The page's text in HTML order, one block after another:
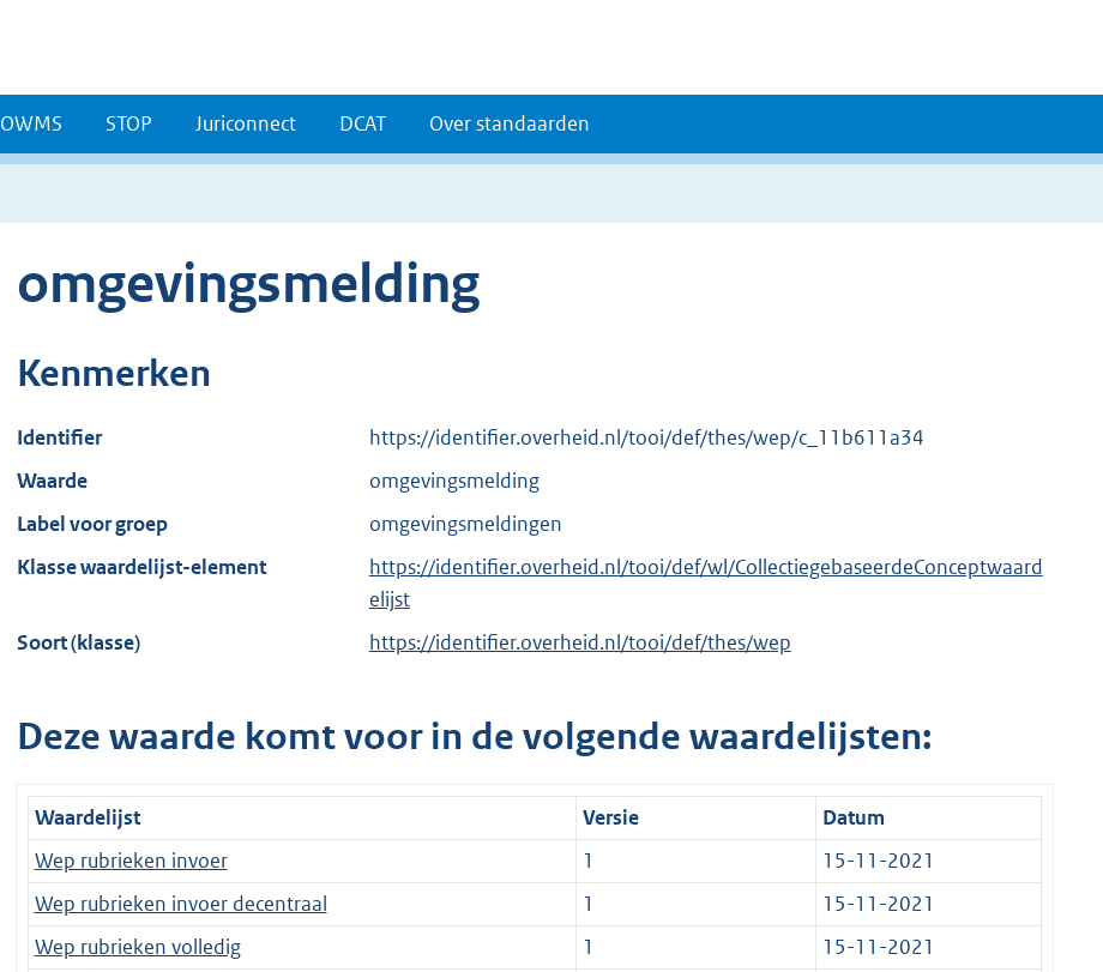
OWMS STOP Juriconnect DCAT Over standaarden
omgevingsmelding
Kenmerken
Identifier
https://identifier.overheid.nl/tooi/def/thes/wep/c_11b611a34
Waarde
omgevingsmelding
Label voor groep
omgevingsmeldingen
Klasse waardelijst-element
https://identifier.overheid.nl/tooi/def/wl/CollectiegebaseerdeConceptwaard
elijst
Soort (klasse)
https://identifier.overheid.nl/tooi/def/thes/wep
Deze waarde komt voor in de volgende waardelijsten:
Waardelijst Versie
Datum
Wep rubrieken invoer
1
15-11-2021
Wep rubrieken invoer decentraal
1
15-11-2021
Wep rubrieken volledig
1
15-11-2021